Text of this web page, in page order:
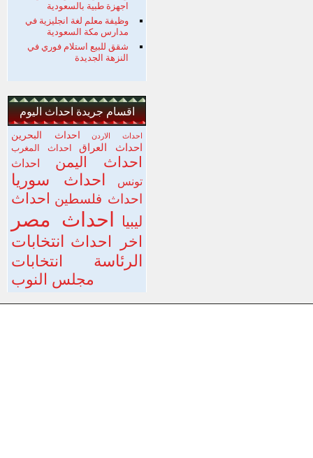
اجهزة طبية بالسعودية
وظيفة معلم لغة انجليزية في
مدارس مكة السعودية
شقق للبيع استلام فوري في
النزهة الجديدة
اقسام جريدة احداث اليوم
احداث الاردن احداث البحرين
احداث العراق احداث المغرب
احداث اليمن
احداث
تونس
احداث سوريا
احداث فلسطين
احداث
ليبيا
احداث مصر
اخر احداث انتخابات
الرئاسة
انتخابات
مجلس النوب